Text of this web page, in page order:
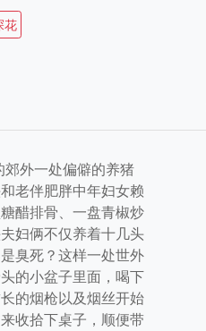
花
外一处偏僻的养猪
老伴肥胖中年妇女赖
醋排骨、一盘青椒炒
妇俩不仅养着十几头
臭死？这样一处世外
的小盆子里面，喝下
的烟枪以及烟丝开始
收拾下桌子，顺便带